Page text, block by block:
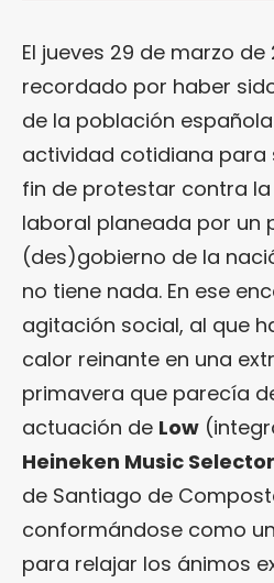
El jueves 29 de marzo de
recordado por haber
de la población
actividad cotidiana para
fin de protestar contra
laboral planeada por un
(des)gobierno de la
no tiene nada. En ese
agitación social, al que
calor reinante en una
primavera que parecía
actuación de Low
Heineken Music Selector
de Santiago de
conformándose como
para relajar los ánimos